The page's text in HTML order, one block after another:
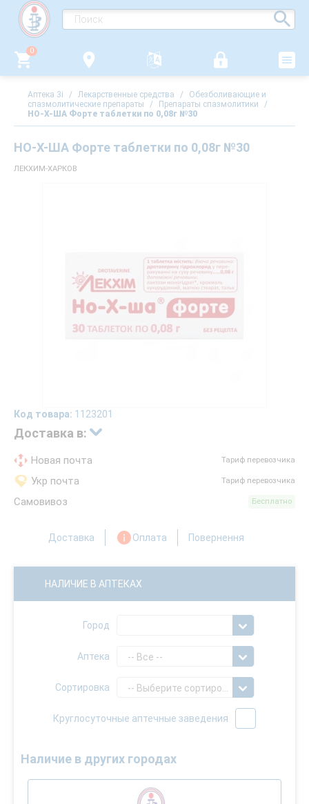
0
Аптека 3i / Лекарственные средства /
Обезболивающие и
спазмолитические препараты
/ Препараты спазмолитики
/
НО-Х-ША Форте таблетки по 0,08г №30
НО-Х-ША Форте таблетки по 0,08г №30
ЛЕКХИМ-ХАРКОВ
Код товара: 1123201
Доставка в:
Новая почта Тариф перевозчика
Укр почта Тариф перевозчика
Самовивоз Бесплатно
Доставка Оплата Повернення
НАЛИЧИЕ В АПТЕКАХ
Город
Аптека -- Все --
Сортировка
Круглосуточные аптечные заведения
Наличие в других городах